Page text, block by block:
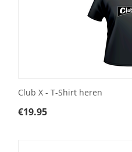
Club X - T-Shirt heren
€19.95